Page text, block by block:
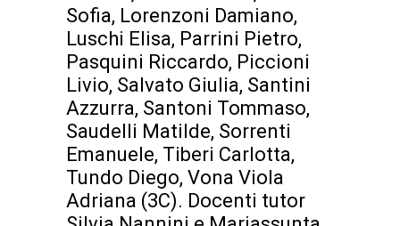
Sofia, Lorenzoni Damiano,
Luschi Elisa, Parrini Pietro,
Pasquini Riccardo, Piccioni
Livio, Salvato Giulia, Santini
Azzurra, Santoni Tommaso,
Saudelli Matilde, Sorrenti
Emanuele, Tiberi Carlotta,
Tundo Diego, Vona Viola
Adriana (3C). Docenti tutor